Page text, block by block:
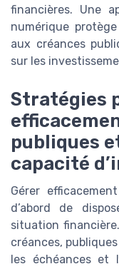
financières. Une
numérique
aux créances
sur les
Stratégies
publiques
capacité
Gérer
d’abord de
situation
créances,
les échéances et